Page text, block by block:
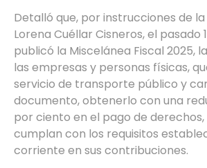
Detalló que, por instrucciones de
Lorena Cuéllar Cisneros, el pasado
publicó la Miscelánea Fiscal 2025,
las empresas y personas físicas,
servicio de transporte público y
documento, obtenerlo con una
por ciento en el pago de
cumplan con los requisitos
corriente en sus contribuciones.